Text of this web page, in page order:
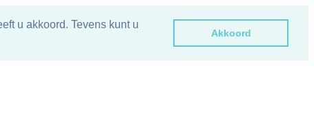
u akkoord. Tevens kunt u
Akkoord